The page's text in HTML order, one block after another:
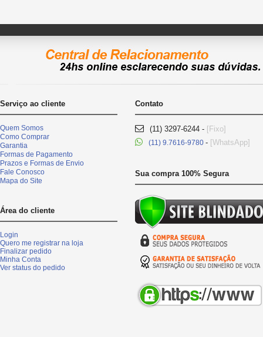
disponível
Serviço ao cliente
Quem Somos
Como Comprar
Garantia
Formas de Pagamento
Prazos e Formas de Envio
Fale Conosco
Mapa do Site
Área do cliente
Login
Quero me registrar na loja
Finalizar pedido
Minha Conta
Ver status do pedido
Contato
(11) 3297-6244 - [Fixo]
(11) 9.7616-9780 - [WhatsApp]
Sua compra 100% Segura